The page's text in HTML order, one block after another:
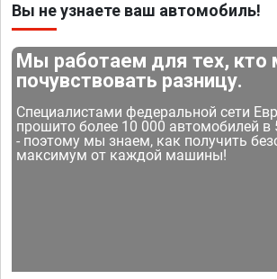
Вы не узнаете ваш автомобиль!
Мы работаем для тех, кто
почувствовать разницу.
Специалистами федеральной сети
прошито более 10 000 автомобилей в
- поэтому мы знаем, как получить
максимум от каждой машины!